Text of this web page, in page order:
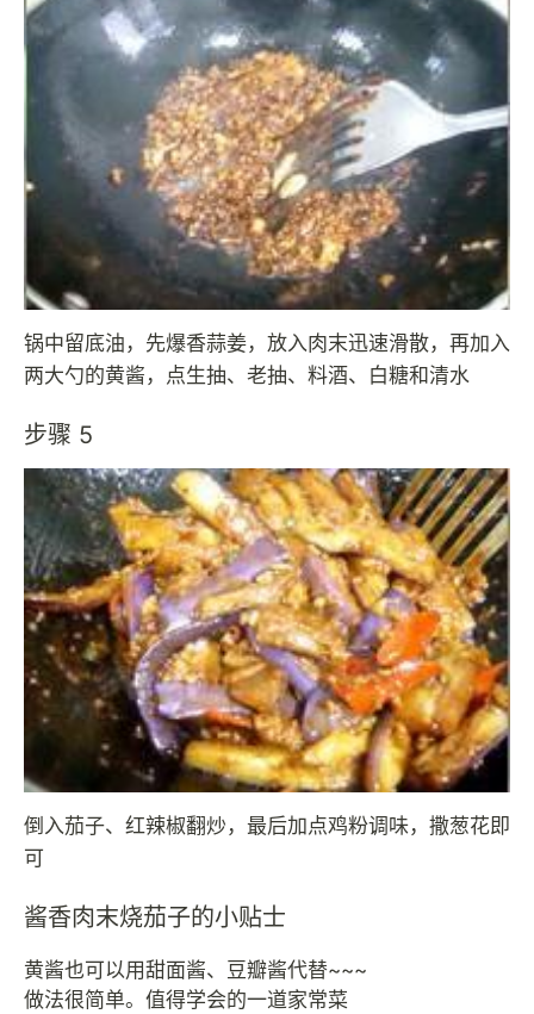
锅中留底油，先爆香蒜姜，放入肉末迅速滑散，再加入
两大勺的黄酱，点生抽、老抽、料酒、白糖和清水
步骤 5
倒入茄子、红辣椒翻炒，最后加点鸡粉调味，撒葱花即
可
酱香肉末烧茄子的小贴士
黄酱也可以用甜面酱、豆瓣酱代替~~~
做法很简单。值得学会的一道家常菜